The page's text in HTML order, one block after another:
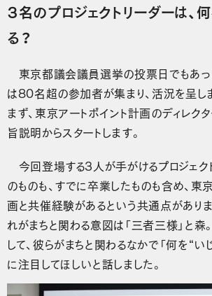
３名のプロジェクトリーダーは、
る？
東京都議会議員選挙の投票日でもあっ
は80名超の参加者が集まり、活況を呈し
まず、東京アートポイント計画のディレク
旨説明からスタートします。
今回登場する3人が手がけるプロジェク
のものも、すでに卒業したものも含め、東
画と共催経験があるという共通点がありま
れがまちと関わる意図は「三者三様」と森
して、彼らがまちと関わるなかで「何を“い
に注目してほしいと話しました。